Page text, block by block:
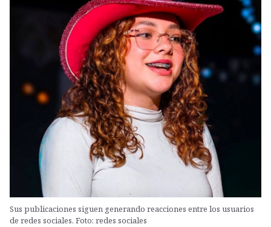
Sus publicaciones siguen generando reacciones entre los usuarios
de redes sociales. Foto: redes sociales